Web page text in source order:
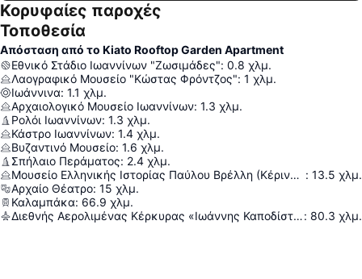
Κορυφαίες παροχές
Τοποθεσία
Απόσταση από το Kiato Rooftop Garden Apartment
Εθνικό Στάδιο Ιωαννίνων "Ζωσιμάδες": 0.8 χλμ.
Λαογραφικό Μουσείο "Κώστας Φρόντζος": 1 χλμ.
Ιωάννινα: 1.1 χλμ.
Αρχαιολογικό Μουσείο Ιωαννίνων: 1.3 χλμ.
Ρολόι Ιωαννίνων: 1.3 χλμ.
Κάστρο Ιωαννίνων: 1.4 χλμ.
Βυζαντινό Μουσείο: 1.6 χλμ.
Σπήλαιο Περάματος: 2.4 χλμ.
Μουσείο Ελληνικής Ιστορίας Παύλου Βρέλλη (Κέρινων Ομοιωμάτων) : 13.5 χλμ.
Αρχαίο Θέατρο: 15 χλμ.
Καλαμπάκα: 66.9 χλμ.
Διεθνής Αερολιμένας Κέρκυρας «Ιωάννης Καποδίστριας»: 80.3 χλμ.